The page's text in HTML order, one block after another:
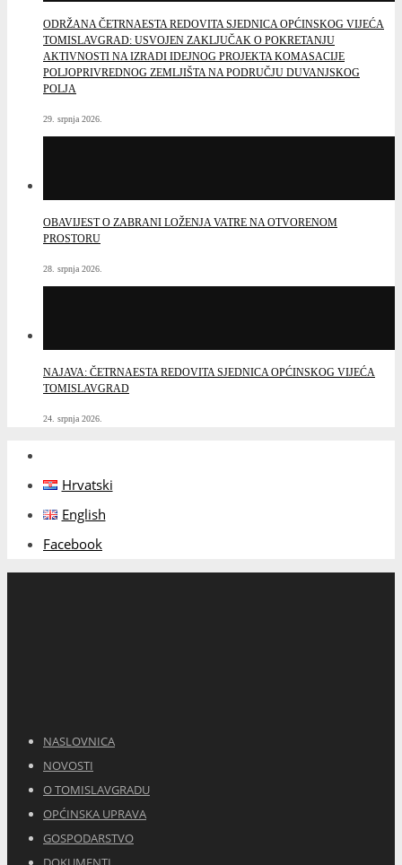
ODRŽANA ČETRNAESTA REDOVITA SJEDNICA OPĆINSKOG VIJEĆA
TOMISLAVGRAD: USVOJEN ZAKLJUČAK O POKRETANJU
AKTIVNOSTI NA IZRADI IDEJNOG PROJEKTA KOMASACIJE
POLJOPRIVREDNOG ZEMLJIŠTA NA PODRUČJU DUVANJSKOG
POLJA
29. srpnja 2026.
OBAVIJEST O ZABRANI LOŽENJA VATRE NA OTVORENOM
PROSTORU
28. srpnja 2026.
NAJAVA: ČETRNAESTA REDOVITA SJEDNICA OPĆINSKOG VIJEĆA
TOMISLAVGRAD
24. srpnja 2026.
Hrvatski
English
Facebook
NASLOVNICA
NOVOSTI
O TOMISLAVGRADU
OPĆINSKA UPRAVA
GOSPODARSTVO